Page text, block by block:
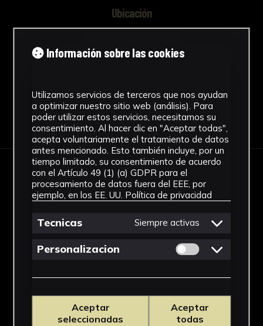
Ubicación
Ver más
Descargar Ficha
IMÁGENES
Información sobre las cookies
Utilizamos servicios de terceros que nos ayudan
a optimizar nuestro sitio web (análisis). Para
poder utilizar estos servicios, necesitamos su
consentimiento. Al hacer clic en "Aceptar todas",
acepta voluntariamente el tratamiento de datos
antes mencionado. Esto también incluye, por un
tiempo limitado, su consentimiento de acuerdo
con el Artículo 49 (1) (a) GDPR para el
procesamiento de datos fuera del EEE, por
ejemplo, en los EE. UU. Política de privacidad
Tecnicas Siempre activas
Personalizacion Permitir cookies
Aceptar
seleccionadas
Aceptar
todas